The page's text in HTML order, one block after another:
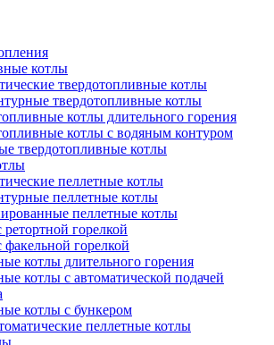
котлы
твердотопливные котлы
твердотопливные котлы
котлы длительного горения
котлы с водяным контуром
твердотопливные котлы
пеллетные котлы
пеллетные котлы
пеллетные котлы
горелкой
горелкой
котлы длительного горения
котлы с автоматической подачей
котлы с бункером
пеллетные котлы